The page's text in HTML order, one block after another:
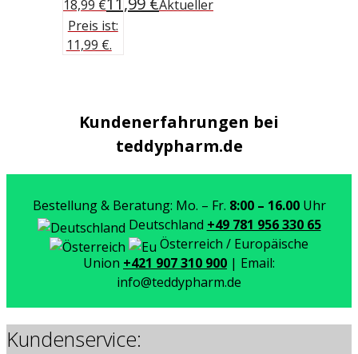
18,99 €
Aktueller
Preis ist:
11,99 €.
Kundenerfahrungen bei
teddypharm.de
Bestellung & Beratung: Mo. – Fr. 8:00 – 16.00Uhr
Deutschland +49 781 956 330 65
Österreich / Europäische
Union +421 907 310 900 | Email:
info@teddypharm.de
Kundenservice: